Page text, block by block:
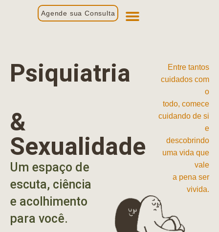
Agende sua Consulta
Psiquiatria
&
Sexualidade
Um espaço de
escuta, ciência
e acolhimento
para você.
Entre tantos
cuidados com
o
todo, comece
cuidando de si
e
descobrindo
uma vida que
vale
a pena ser
vivida.